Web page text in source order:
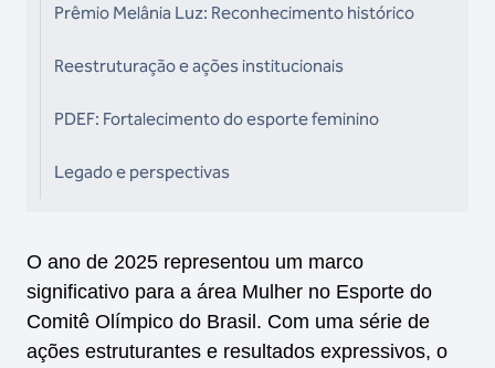
Prêmio Melânia Luz: Reconhecimento histórico
Reestruturação e ações institucionais
PDEF: Fortalecimento do esporte feminino
Legado e perspectivas
O ano de 2025 representou um marco
significativo para a área Mulher no Esporte do
Comitê Olímpico do Brasil. Com uma série de
ações estruturantes e resultados expressivos, o